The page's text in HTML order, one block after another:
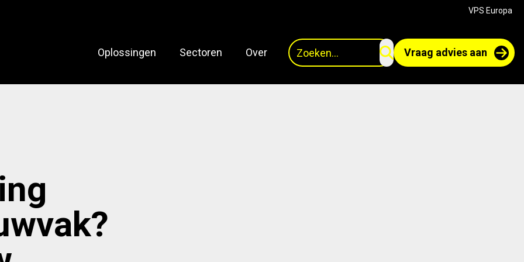
VPS Europa
Oplossingen Sectoren Over
Zoeken
Vraag advies aan